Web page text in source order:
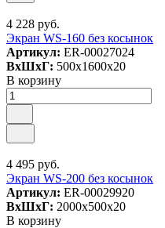
4 228 руб.
Экран WS-160 без косынок
Артикул: ER-00027024
ВxШxГ: 500x1600x20
В корзину
4 495 руб.
Экран WS-200 без косынок
Артикул: ER-00029920
ВxШxГ: 2000x500x20
В корзину